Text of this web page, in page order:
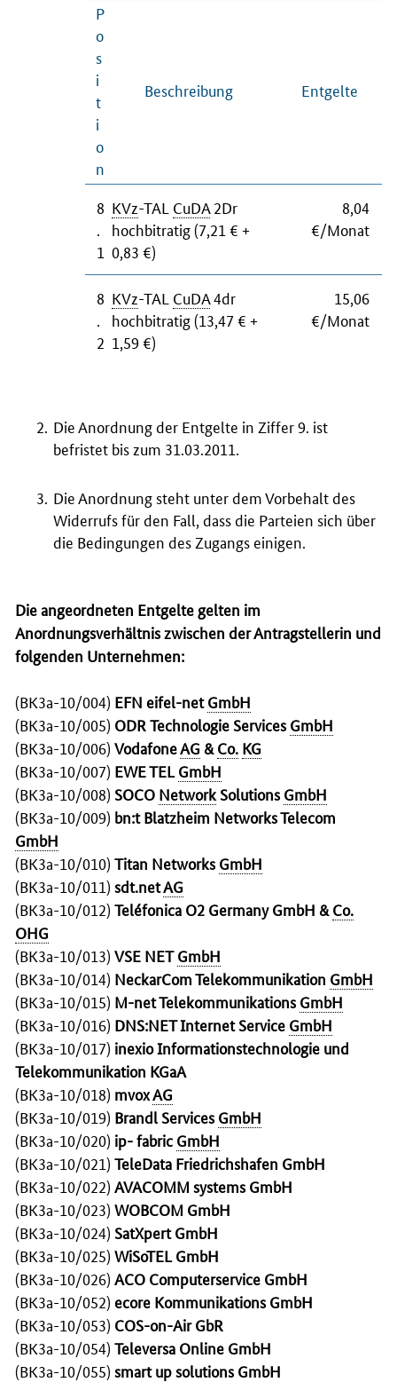
P
o
s
i
t
i
o
n
Beschreibung Entgelte
8
1
KVz-TAL CuDA 2Dr
hochbitratig (7,21 € +
0,83 €)
8,04
€/Monat
8
2
KVz-TAL CuDA4dr
hochbitratig (13,47 € +
1,59 €)
15,06
€/Monat
Die Anordnung der Entgelte in Ziffer 9. ist
befristet bis zum 31.03.2011.
Die Anordnung steht unter dem Vorbehalt des
Widerrufs für den Fall, dass die Parteien sich über
die Bedingungen des Zugangs einigen.
Die angeordneten Entgelte gelten im
Anordnungsverhältnis zwischen der Antragstellerin und
folgenden Unternehmen:
(BK3a-10/004) EFN eifel-netGmbH
(BK3a-10/005) ODR Technologie Services GmbH
(BK3a-10/006) VodafoneAG & Co. KG
(BK3a-10/007) EWE TEL GmbH
(BK3a-10/008) SOCO Network Solutions GmbH
(BK3a-10/009) bn:t Blatzheim NetworksTelecom
GmbH
(BK3a-10/010) Titan Networks GmbH
(BK3a-10/011) sdt.netAG
(BK3a-10/012) Teléfonica O2 GermanyGmbH & Co.
OHG
(BK3a-10/013) VSE NET GmbH
(BK3a-10/014) NeckarCom Telekommunikation GmbH
(BK3a-10/015) M-net Telekommunikations GmbH
(BK3a-10/016) DNS:NET Internet Service GmbH
(BK3a-10/017) inexio Informationstechnologie und
Telekommunikation KGaA
(BK3a-10/018) mvoxAG
(BK3a-10/019) Brandl Services GmbH
(BK3a-10/020) ip- fabric GmbH
(BK3a-10/021) TeleData Friedrichshafen GmbH
(BK3a-10/022) AVACOMM systems GmbH
(BK3a-10/023) WOBCOM GmbH
(BK3a-10/024) SatXpert GmbH
(BK3a-10/025) WiSoTEL GmbH
(BK3a-10/026) ACO Computerservice GmbH
(BK3a-10/052) ecore Kommunikations GmbH
(BK3a-10/053) COS-on-AirGbR
(BK3a-10/054) Televersa Online GmbH
(BK3a-10/055) smart up solutions GmbH